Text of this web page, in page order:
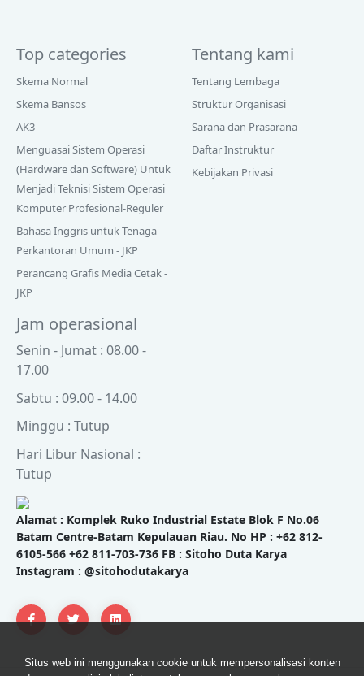
Situs web ini menggunakan cookie untuk mempersonalisasi konten
Top categories
Skema Normal
Skema Bansos
AK3
Menguasai Sistem Operasi
(Hardware dan Software) Untuk
Menjadi Teknisi Sistem Operasi
Komputer Profesional-Reguler
Bahasa Inggris untuk Tenaga
Perkantoran Umum - JKP
Perancang Grafis Media Cetak -
JKP
Tentang kami
Tentang Lembaga
Struktur Organisasi
Sarana dan Prasarana
Daftar Instruktur
Kebijakan Privasi
Jam operasional
Senin - Jumat : 08.00 -
17.00
Sabtu : 09.00 - 14.00
Minggu : Tutup
Hari Libur Nasional :
Tutup
Alamat : Komplek Ruko Industrial Estate Blok F No.06
Batam Centre-Batam Kepulauan Riau. No HP : +62 812-
6105-566 +62 811-703-736 FB : Sitoho Duta Karya
Instagram : @sitohodutakarya